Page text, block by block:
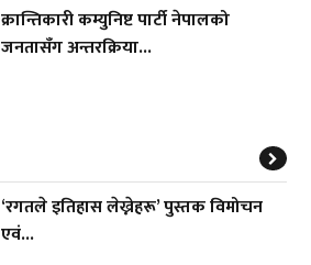
क्रान्तिकारी कम्युनिष्ट पार्टी नेपालको
जनतासँग अन्तरक्रिया...
‘रगतले इतिहास लेख्नेहरू’ पुस्तक विमोचन
एवं...